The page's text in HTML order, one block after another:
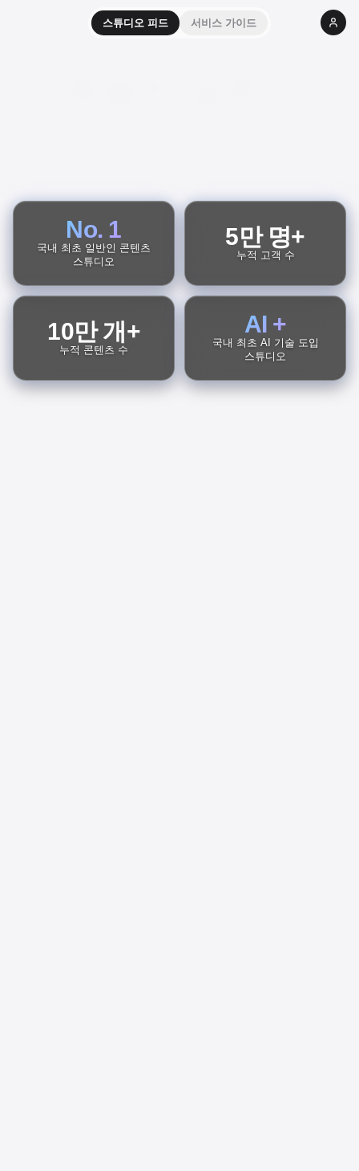
스튜디오 피드 서비스 가이드
No. 1
국내 최초 일반인 콘텐츠
스튜디오
5만 명+
누적 고객 수
10만 개+
누적 콘텐츠 수
AI +
국내 최초 AI 기술 도입
스튜디오